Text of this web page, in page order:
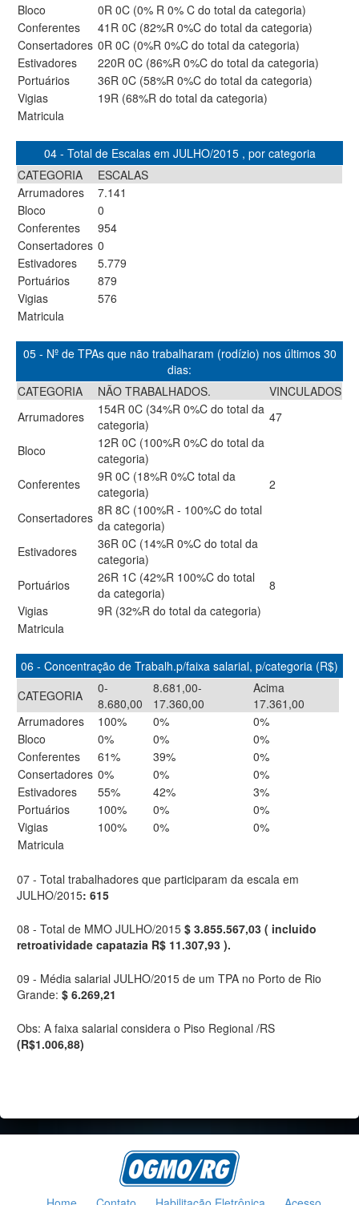
Bloco
0R 0C (0% R 0% C do total da categoria)
Conferentes
41R 0C (82%R 0%C do total da categoria)
Consertadores 0R 0C (0%R 0%C do total da categoria)
Estivadores
220R 0C (86%R 0%C do total da categoria)
Portuários
36R 0C (58%R 0%C do total da categoria)
Vigias
19R (68%R do total da categoria)
Matricula
04 - Total de Escalas em JULHO/2015 , por categoria
CATEGORIA
ESCALAS
Arrumadores
7.141
Bloco
0
Conferentes
954
Consertadores 0
Estivadores
5.779
Portuários
879
Vigias
576
Matricula
05 - Nº de TPAs que não trabalharam (rodízio) nos últimos 30
dias:
CATEGORIA
NÃO TRABALHADOS.
VINCULADOS
Arrumadores
154R 0C (34%R 0%C do total da
categoria)
47
Bloco
12R 0C (100%R 0%C do total da
categoria)
Conferentes
9R 0C (18%R 0%C total da
categoria)
2
Consertadores 8R 8C (100%R - 100%C do total
da categoria)
Estivadores
36R 0C (14%R 0%C do total da
categoria)
Portuários
26R 1C (42%R 100%C do total
da categoria)
8
Vigias
9R (32%R do total da categoria)
Matricula
06 - Concentração de Trabalh.p/faixa salarial, p/categoria (R$)
CATEGORIA
0-
8.680,00
8.681,00-
17.360,00
Acima
17.361,00
Arrumadores
100% 0%
0%
Bloco
0% 0%
0%
Conferentes
61% 39%
0%
Consertadores 0% 0%
0%
Estivadores
55% 42%
3%
Portuários
100% 0%
0%
Vigias
100% 0%
0%
Matricula
07 - Total trabalhadores que participaram da escala em
JULHO/2015: 615
08 - Total de MMO JULHO/2015 $ 3.855.567,03 ( incluido
retroatividade capatazia R$ 11.307,93 ).
09 - Média salarial JULHO/2015 de um TPA no Porto de Rio
Grande: $ 6.269,21
Obs: A faixa salarial considera o Piso Regional /RS
(R$1.006,88)